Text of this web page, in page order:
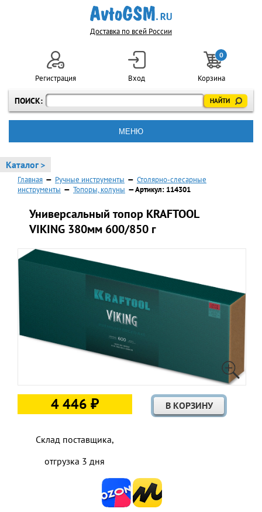
Доставка по всей России
ПОИСК:
Регистрация Вход
0
Корзина
МЕНЮ
Каталог >
Главная — Ручные инструменты — Столярно-слесарные
инструменты — Топоры, колуны — Артикул: 114301
Универсальный топор KRAFTOOL
VIKING 380мм 600/850 г
4 446 ₽
Склад поставщика,
отгрузка 3 дня